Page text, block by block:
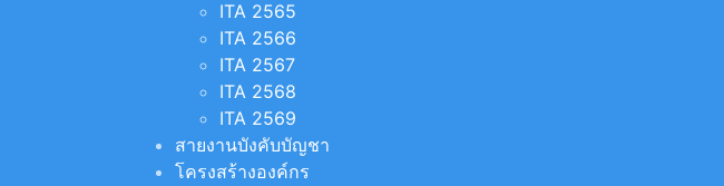
ITA 2565
ITA 2566
ITA 2567
ITA 2568
ITA 2569
สายงานบังคับบัญชา
โครงสร้างองค์กร